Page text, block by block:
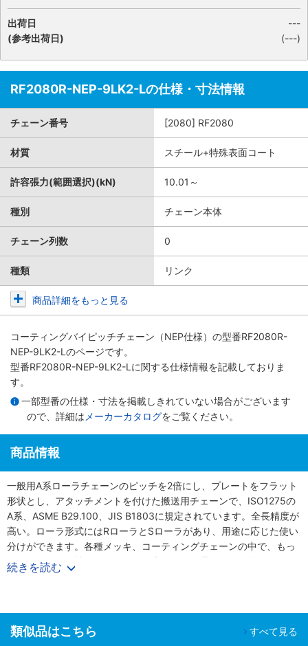
出荷日
(参考出荷日)
---
(---)
RF2080R-NEP-9LK2-Lの仕様・寸法情報
チェーン番号 [2080] RF2080
材質 スチール+特殊表面コート
許容張力(範囲選択)(kN) 10.01～
種別 チェーン本体
チェーン列数 0
種類 リンク
商品詳細をもっと見る
コーティングバイピッチチェーン（NEP仕様） の型番RF2080R-
NEP-9LK2-Lのページです。
型番RF2080R-NEP-9LK2-Lに関する仕様情報を記載しておりま
す。
一部型番の仕様・寸法を掲載しきれていない場合がございます
ので、詳細は メーカーカタログをご覧ください。
商品情報
一般用A系ローラチェーンのピッチを2倍にし、プレートをフラット
形状とし、アタッチメントを付けた搬送用チェーンで、ISO1275の
A系、ASME B29.100、JIS B1803に規定されています。全長精度が
高い。ローラ形式にはRローラとSローラがあり、用途に応じた使い
分けができます。各種メッキ、コーティングチェーンの中で、もっ
とも優れた耐食性を有します。海水がかかる雰囲気や屋外でも使用
可能です。六価クロムなど有害な物質を使用しない、環境にやさし
続きを読む
類似品はこちら すべて見る